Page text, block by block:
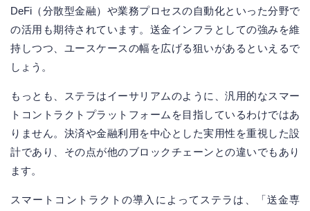
DeFi（分散型金融）や業務プロセスの自動化といった分野で
の活用も期待されています。送金インフラとしての強みを維
持しつつ、ユースケースの幅を広げる狙いがあるといえるで
しょう。
もっとも、ステラはイーサリアムのように、汎用的なスマー
トコントラクトプラットフォームを目指しているわけではあ
りません。決済や金融利用を中心とした実用性を重視した設
計であり、その点が他のブロックチェーンとの違いでもあり
ます。
スマートコントラクトの導入によってステラは、「送金専